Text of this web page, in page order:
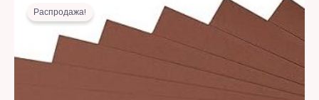
Распродажа!
цена
составляла
18,00 MDL.
8,00 MDL.